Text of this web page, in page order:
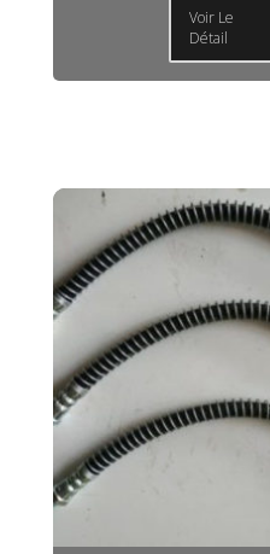
Voir Le
Détail